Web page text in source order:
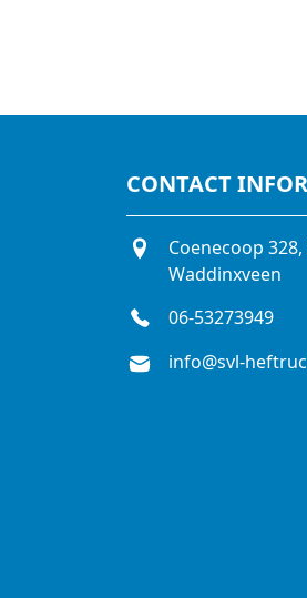
CONTACT
Coenecoop 328,
Waddinxveen
06-53273949
info@svl-